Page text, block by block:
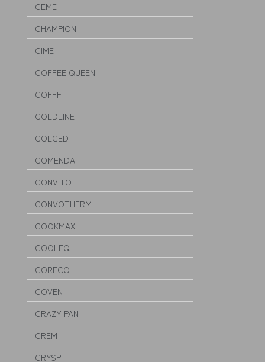
CEME
CHAMPION
CIME
COFFEE QUEEN
COFFF
COLDLINE
COLGED
COMENDA
CONVITO
CONVOTHERM
COOKMAX
COOLEQ
CORECO
COVEN
CRAZY PAN
CREM
CRYSPI